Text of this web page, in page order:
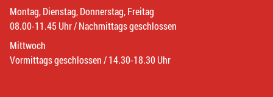
Montag, Dienstag, Donnerstag, Freitag
08.00-11.45 Uhr / Nachmittags geschlossen
Mittwoch
Vormittags geschlossen / 14.30-18.30 Uhr